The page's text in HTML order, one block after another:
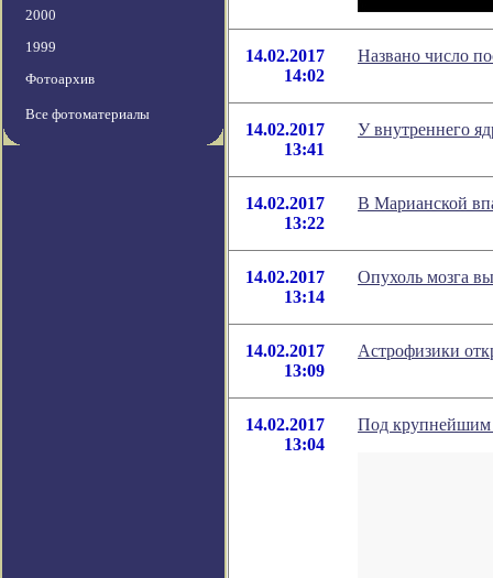
2000
1999
Фотоархив
Все фотоматериалы
14.02.2017
14:02
Названо число
14.02.2017
13:41
У внутреннего
14.02.2017
13:22
В Марианской
14.02.2017
13:14
Опухоль мозга
14.02.2017
13:09
Астрофизики
14.02.2017
13:04
Под крупнейшим